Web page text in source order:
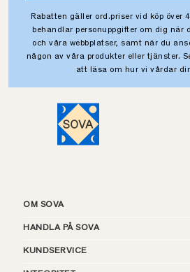
Rabatten gäller ord.priser vid köp över
behandlar personuppgifter om dig när
och våra webbplatser, samt när du
någon av våra produkter eller tjänster.
att läsa om hur vi vårdar
OM SOVA
HANDLA PÅ SOVA
KUNDSERVICE